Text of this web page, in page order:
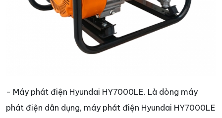
- Máy phát điện Hyundai HY7000LE. Là dòng máy
phát điện dân dụng, máy phát điện Hyundai HY7000LE